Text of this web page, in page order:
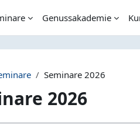
Genussakademie
Seminare 2026
2026